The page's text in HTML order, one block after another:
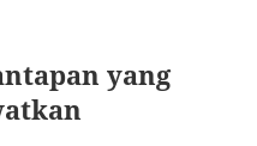
yang